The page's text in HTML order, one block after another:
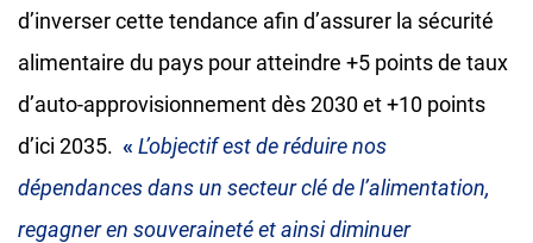
d’inverser cette tendance afin d’assurer la sécurité
alimentaire du pays pour atteindre +5 points de taux
d’auto-approvisionnement dès 2030 et +10 points
d’ici 2035. « L’objectif est de réduire nos
dépendances dans un secteur clé de l’alimentation,
regagner en souveraineté et ainsi diminuer